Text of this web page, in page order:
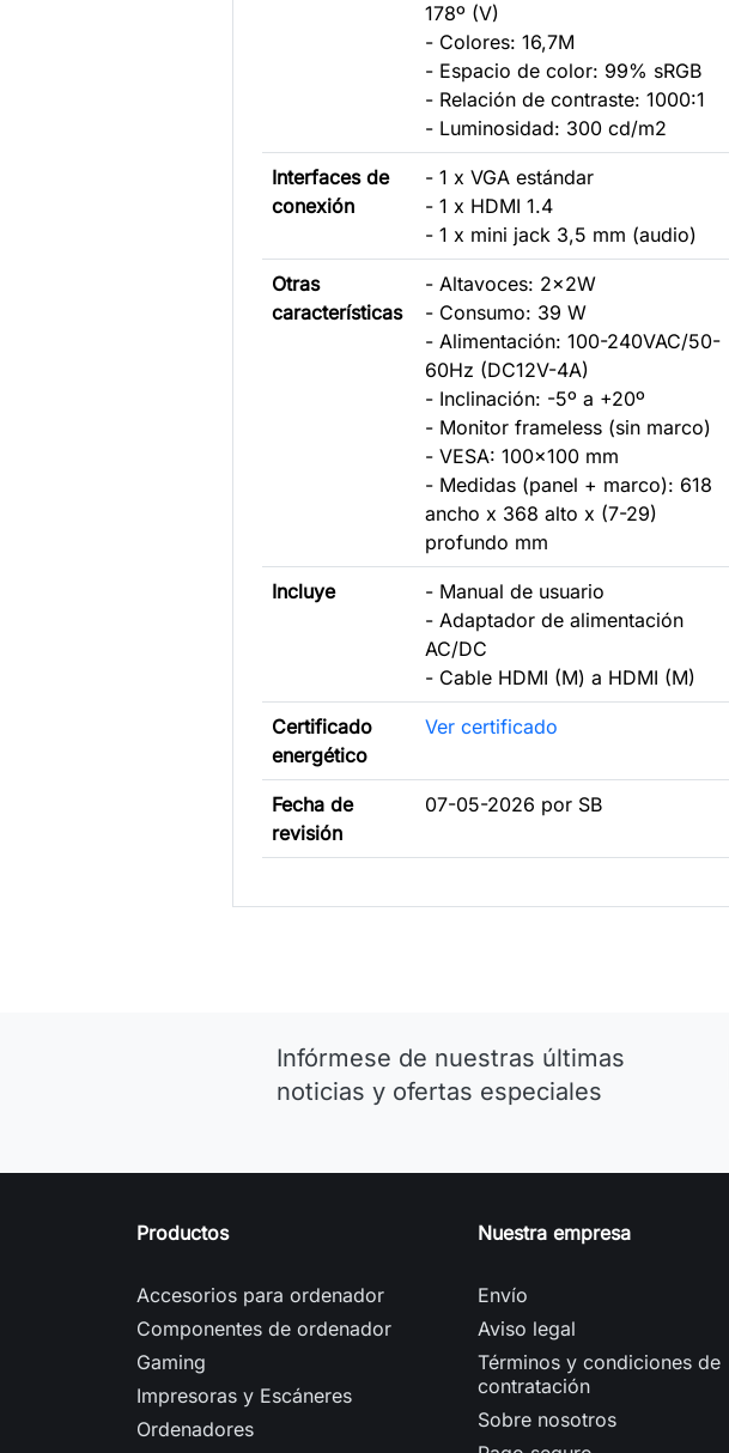
178º (V)
- Colores: 16,7M
- Espacio de color: 99% sRGB
- Relación de contraste: 1000:1
- Luminosidad: 300 cd/m2
Interfaces de
conexión
- 1 x VGA estándar
- 1 x HDMI 1.4
- 1 x mini jack 3,5 mm (audio)
Otras
características
- Altavoces: 2x2W
- Consumo: 39 W
- Alimentación: 100-240VAC/50-
60Hz (DC12V-4A)
- Inclinación: -5º a +20º
- Monitor frameless (sin marco)
- VESA: 100x100 mm
- Medidas (panel + marco): 618
ancho x 368 alto x (7-29)
profundo mm
Incluye
- Manual de usuario
- Adaptador de alimentación
AC/DC
- Cable HDMI (M) a HDMI (M)
Certificado
energético
Ver certificado
Fecha de
revisión
07-05-2026 por SB
Infórmese de nuestras últimas
noticias y ofertas especiales
Productos
Accesorios para ordenador
Componentes de ordenador
Gaming
Impresoras y Escáneres
Ordenadores
Nuestra empresa
Envío
Aviso legal
Términos y condiciones de
contratación
Sobre nosotros